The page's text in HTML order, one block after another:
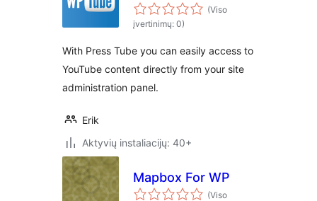
(Viso
įvertinimų: 0)
With Press Tube you can easily access to
YouTube content directly from your site
administration panel.
Erik
Aktyvių instaliacijų: 40+
Mapbox For WP
(Viso